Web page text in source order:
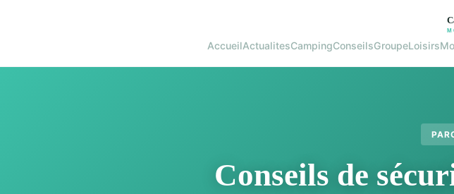
AccueilActualitesCampingConseilsGroupeLoisirs
Conseils de